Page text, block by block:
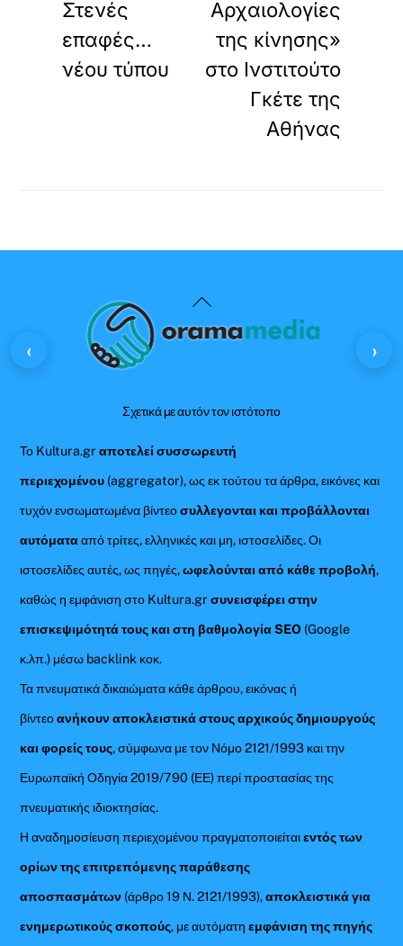
Στενές
επαφές…
νέου τύπου
Αρχαιολογίες
της κίνησης»
στο Ινστιτούτο
Γκέτε της
Αθήνας
Back
To
Σχετικά με αυτόν τον ιστότοπο
Το Kultura.grαποτελεί συσσωρευτή
περιεχομένου (aggregator), ως εκ τούτου τα άρθρα, εικόνες και
τυχόν ενσωματωμένα βίντεοσυλλεγονται και προβάλλονται
αυτόματααπό τρίτες, ελληνικές και μη, ιστοσελίδες. Οι
ιστοσελίδες αυτές, ως πηγές,ωφελούνται από κάθε προβολή,
καθώς η εμφάνιση στο Kultura.gr συνεισφέρει στην
επισκεψιμότητά τους και στη βαθμολογία SEO (Google
κ.λπ.) μέσω backlink κοκ.
Τα πνευματικά δικαιώματα κάθε άρθρου, εικόνας ή
βίντεοανήκουν αποκλειστικά στους αρχικούς δημιουργούς
και φορείς τους, σύμφωνα με τον Νόμο 2121/1993 και την
Ευρωπαϊκή Οδηγία 2019/790 (ΕΕ) περί προστασίας της
πνευματικής ιδιοκτησίας.
Η αναδημοσίευση περιεχομένου πραγματοποιείταιεντός των
ορίων της επιτρεπόμενης παράθεσης
αποσπασμάτων (άρθρο 19 Ν. 2121/1993),αποκλειστικά για
ενημερωτικούς σκοπούς, με αυτόματηεμφάνιση της πηγής
‹ ›